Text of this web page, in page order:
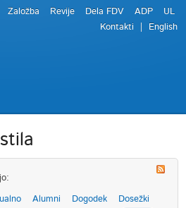
Založba Revije Dela FDV ADP
UL
Kontakti
English
Alumni Dogodek
Dosežki